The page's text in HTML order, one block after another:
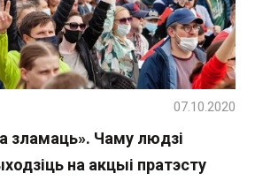
зламаць». Чаму людзі
на акцыі пратэсту
07.10.2020